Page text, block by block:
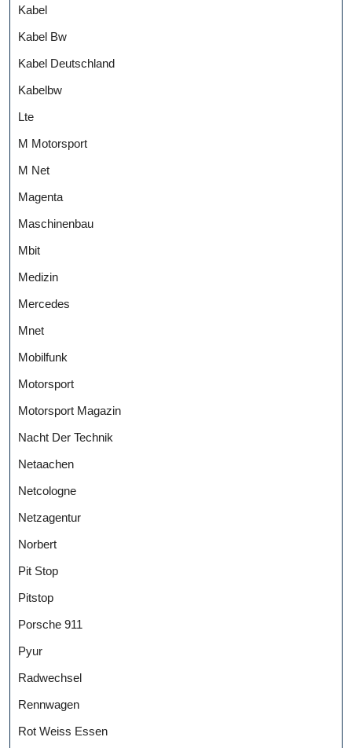
Kabel
Kabel Bw
Kabel Deutschland
Kabelbw
Lte
M Motorsport
M Net
Magenta
Maschinenbau
Mbit
Medizin
Mercedes
Mnet
Mobilfunk
Motorsport
Motorsport Magazin
Nacht Der Technik
Netaachen
Netcologne
Netzagentur
Norbert
Pit Stop
Pitstop
Porsche 911
Pyur
Radwechsel
Rennwagen
Rot Weiss Essen